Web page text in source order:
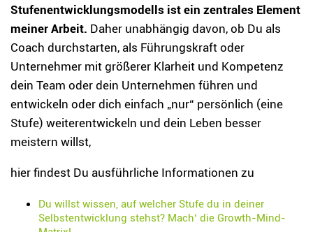
Stufenentwicklungsmodells ist ein zentrales Element
meiner Arbeit. Daher unabhängig davon, ob Du als
Coach durchstarten, als Führungskraft oder
Unternehmer mit größerer Klarheit und Kompetenz
dein Team oder dein Unternehmen führen und
entwickeln oder dich einfach „nur“ persönlich (eine
Stufe) weiterentwickeln und dein Leben besser
meistern willst,
hier findest Du ausführliche Informationen zu
Du willst wissen, auf welcher Stufe du in deiner
Selbstentwicklung stehst? Mach‘ die Growth-Mind-